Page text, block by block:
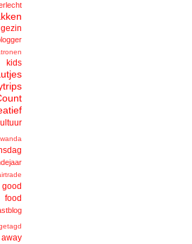
kids
food